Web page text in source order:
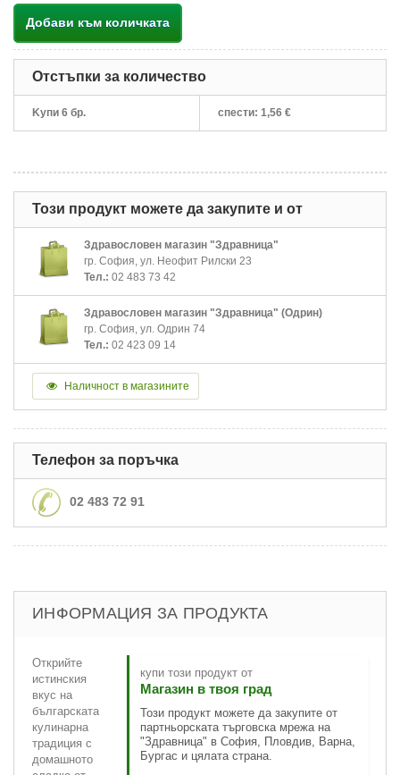
Добави към количката
Отстъпки за количество
Kупи 6 бр. спести: 1,56 €
Този продукт можете да закупите и от
Здравословен магазин "Здравница"
гр. София, ул. Неофит Рилски 23
Тел.: 02 483 73 42
Здравословен магазин "Здравница" (Одрин)
гр. София, ул. Одрин 74
Тел.: 02 423 09 14
Наличност в магазините
Телефон за поръчка
02 483 72 91
ИНФОРМАЦИЯ ЗА ПРОДУКТА
купи този продукт от
Магазин в твоя град
Този продукт можете да закупите от
партньорската търговска мрежа на
"Здравница" в София, Пловдив, Варна,
Бургас и цялата страна.
Открийте
истинския
вкус на
българската
кулинарна
традиция с
домашното